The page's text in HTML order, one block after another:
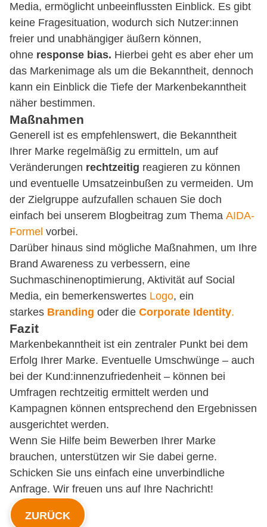
Media, ermöglicht unbeeinflussten Einblick. Es gibt
keine Fragesituation, wodurch sich Nutzer:innen
freier und unabhängiger äußern können,
ohne response bias. Hierbei geht es aber eher um
das Markenimage als um die Bekanntheit, dennoch
kann ein Einblick die Tiefe der Markenbekanntheit
näher bestimmen.
Maßnahmen
Generell ist es empfehlenswert, die Bekanntheit
Ihrer Marke regelmäßig zu ermitteln, um auf
Veränderungen rechtzeitig reagieren zu können
und eventuelle Umsatzeinbußen zu vermeiden. Um
der Zielgruppe aufzufallen schauen Sie doch
einfach bei unserem Blogbeitrag zum Thema AIDA-
Formel vorbei.
Darüber hinaus sind mögliche Maßnahmen, um Ihre
Brand Awareness zu verbessern, eine
Suchmaschinenoptimierung, Aktivität auf Social
Media, ein bemerkenswertes Logo, ein
starkes Branding oder die Corporate Identity.
Fazit
Markenbekanntheit ist ein zentraler Punkt bei dem
Erfolg Ihrer Marke. Eventuelle Umschwünge – auch
bei der Kund:innenzufriedenheit – können bei
Umfragen rechtzeitig ermittelt werden und
Kampagnen können entsprechend den Ergebnissen
ausgerichtet werden.
Wenn Sie Hilfe beim Bewerben Ihrer Marke
brauchen, unterstützen wir Sie dabei gerne.
Schicken Sie uns einfach eine unverbindliche
Anfrage. Wir freuen uns auf Ihre Nachricht!
ZURÜCK